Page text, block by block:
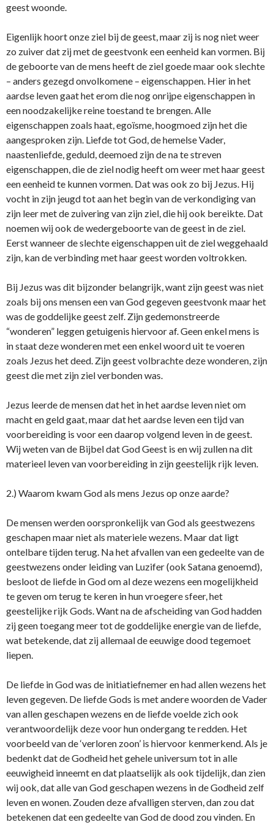
geest woonde.
Eigenlijk hoort onze ziel bij de geest, maar zij is nog niet weer
zo zuiver dat zij met de geestvonk een eenheid kan vormen. Bij
de geboorte van de mens heeft de ziel goede maar ook slechte
– anders gezegd onvolkomene – eigenschappen. Hier in het
aardse leven gaat het erom die nog onrijpe eigenschappen in
een noodzakelijke reine toestand te brengen. Alle
eigenschappen zoals haat, egoïsme, hoogmoed zijn het die
aangesproken zijn. Liefde tot God, de hemelse Vader,
naastenliefde, geduld, deemoed zijn de na te streven
eigenschappen, die de ziel nodig heeft om weer met haar geest
een eenheid te kunnen vormen. Dat was ook zo bij Jezus. Hij
vocht in zijn jeugd tot aan het begin van de verkondiging van
zijn leer met de zuivering van zijn ziel, die hij ook bereikte. Dat
noemen wij ook de wedergeboorte van de geest in de ziel.
Eerst wanneer de slechte eigenschappen uit de ziel weggehaald
zijn, kan de verbinding met haar geest worden voltrokken.
Bij Jezus was dit bijzonder belangrijk, want zijn geest was niet
zoals bij ons mensen een van God gegeven geestvonk maar het
was de goddelijke geest zelf. Zijn gedemonstreerde
“wonderen” leggen getuigenis hiervoor af. Geen enkel mens is
in staat deze wonderen met een enkel woord uit te voeren
zoals Jezus het deed. Zijn geest volbrachte deze wonderen, zijn
geest die met zijn ziel verbonden was.
Jezus leerde de mensen dat het in het aardse leven niet om
macht en geld gaat, maar dat het aardse leven een tijd van
voorbereiding is voor een daarop volgend leven in de geest.
Wij weten van de Bijbel dat God Geest is en wij zullen na dit
materieel leven van voorbereiding in zijn geestelijk rijk leven.
2.) Waarom kwam God als mens Jezus op onze aarde?
De mensen werden oorspronkelijk van God als geestwezens
geschapen maar niet als materiele wezens. Maar dat ligt
ontelbare tijden terug. Na het afvallen van een gedeelte van de
geestwezens onder leiding van Luzifer (ook Satana genoemd),
besloot de liefde in God om al deze wezens een mogelijkheid
te geven om terug te keren in hun vroegere sfeer, het
geestelijke rijk Gods. Want na de afscheiding van God hadden
zij geen toegang meer tot de goddelijke energie van de liefde,
wat betekende, dat zij allemaal de eeuwige dood tegemoet
liepen.
De liefde in God was de initiatiefnemer en had allen wezens het
leven gegeven. De liefde Gods is met andere woorden de Vader
van allen geschapen wezens en de liefde voelde zich ook
verantwoordelijk deze voor hun ondergang te redden. Het
voorbeeld van de ‘verloren zoon’ is hiervoor kenmerkend. Als je
bedenkt dat de Godheid het gehele universum tot in alle
eeuwigheid inneemt en dat plaatselijk als ook tijdelijk, dan zien
wij ook, dat alle van God geschapen wezens in de Godheid zelf
leven en wonen. Zouden deze afvalligen sterven, dan zou dat
betekenen dat een gedeelte van God de dood zou vinden. En